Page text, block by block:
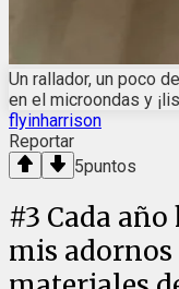
Un rallador, un poco
en el microondas y
flyinharrison
Reportar
5puntos
#3 Cada
mis